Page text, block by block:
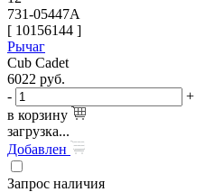
731-05447A
[ 10156144 ]
Рычаг
Cub Cadet
6022 руб.
-
+
в корзину
загрузка...
Добавлен
Запрос наличия